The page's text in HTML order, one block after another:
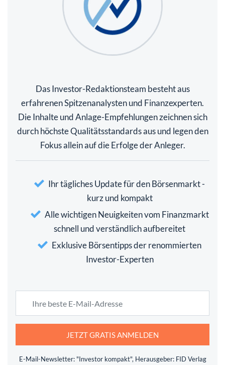
Das Investor-Redaktionsteam besteht aus
erfahrenen Spitzenanalysten und Finanzexperten.
Die Inhalte und Anlage-Empfehlungen zeichnen sich
durch höchste Qualitätsstandards aus und legen den
Fokus allein auf die Erfolge der Anleger.
Ihr tägliches Update für den Börsenmarkt -
kurz und kompakt
Alle wichtigen Neuigkeiten vom Finanzmarkt
schnell und verständlich aufbereitet
Exklusive Börsentipps der renommierten
Investor-Experten
JETZT GRATIS ANMELDEN
E-Mail-Newsletter: "Investor kompakt", Herausgeber: FID Verlag